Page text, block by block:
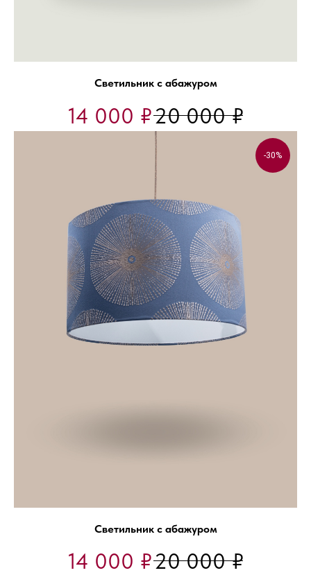
Светильник с абажуром
14 000 ₽20 000 ₽
-30%
Светильник с абажуром
14 000 ₽20 000 ₽